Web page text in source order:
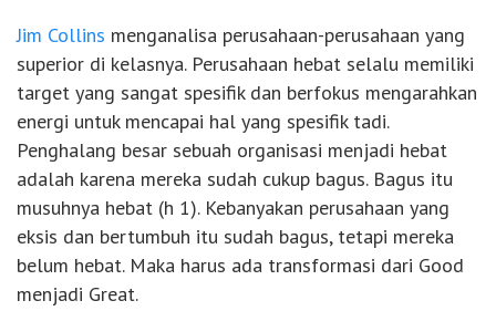
Jim Collins menganalisa perusahaan-perusahaan yang
superior di kelasnya. Perusahaan hebat selalu memiliki
target yang sangat spesifik dan berfokus mengarahkan
energi untuk mencapai hal yang spesifik tadi.
Penghalang besar sebuah organisasi menjadi hebat
adalah karena mereka sudah cukup bagus. Bagus itu
musuhnya hebat (h 1). Kebanyakan perusahaan yang
eksis dan bertumbuh itu sudah bagus, tetapi mereka
belum hebat. Maka harus ada transformasi dari Good
menjadi Great.